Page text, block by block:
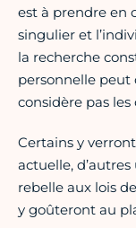
est à prendre en
singulier et
la recherche
personnelle peut
considère pas
Certains y
actuelle,
rebelle aux lois
y goûteront au